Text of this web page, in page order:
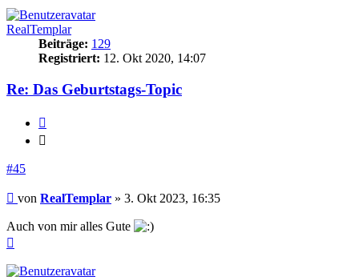
RealTemplar
Beiträge: 129
Registriert: 12. Okt 2020, 14:07
Re: Das Geburtstags-Topic
#45
Beitrag
von RealTemplar » 3. Okt 2023, 16:35
Auch von mir alles Gute